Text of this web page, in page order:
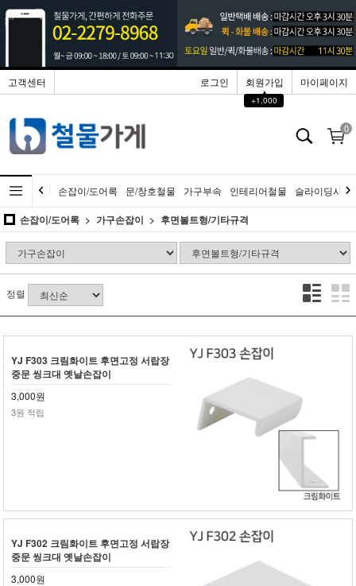
고객센터 로그인
회원가입
▲
+1,000
마이페이지
0
손잡이/도어록 문/창호철물 가구부속 인테리어철물 슬라이딩시스
손잡이/도어록 가구손잡이 후면볼트형/기타규격
정렬
YJ F303 크림화이트 후면고정 서랍장
중문 씽크대 옛날손잡이
3,000원
3원 적립
YJ F302 크림화이트 후면고정 서랍장
중문 씽크대 옛날손잡이
3,000원